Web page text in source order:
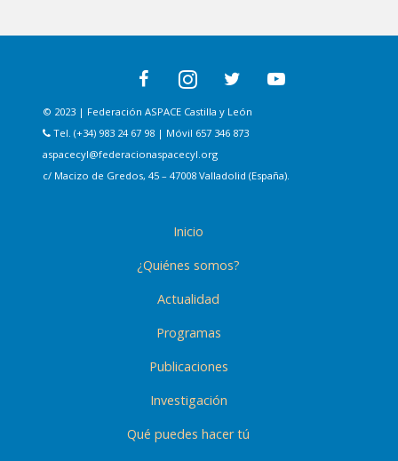
© 2023 | Federación ASPACE Castilla y León
Tel. (+34) 983 24 67 98 | Móvil 657 346 873
aspacecyl@federacionaspacecyl.org
c/ Macizo de Gredos, 45 – 47008 Valladolid (España).
Inicio
¿Quiénes somos?
Actualidad
Programas
Publicaciones
Investigación
Qué puedes hacer tú